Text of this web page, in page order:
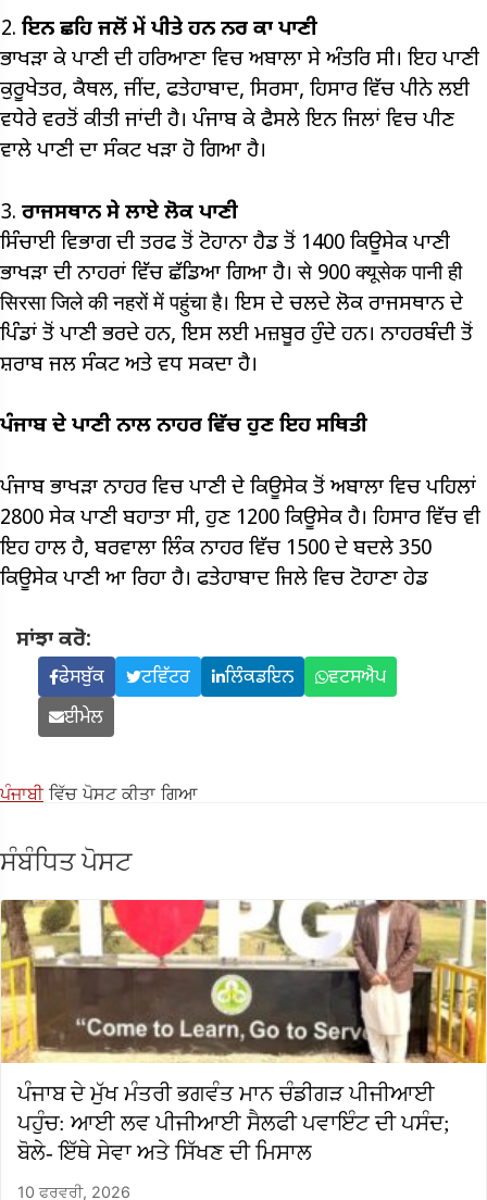
ਇਨ ਛਹਿ ਜਲੋਂ ਮੇਂ ਪੀਤੇ ਹਨ ਨਰ ਕਾ ਪਾਣੀ
ਭਾਖੜਾ ਕੇ ਪਾਣੀ ਦੀ ਹਰਿਆਣਾ ਵਿਚ ਅਬਾਲਾ ਸੇ ਅੰਤਰਿ ਸੀ। ਇਹ ਪਾਣੀ
ਕੁਰੂਖੇਤਰ, ਕੈਥਲ, ਜੀਂਦ, ਫਤੇਹਾਬਾਦ, ਸਿਰਸਾ, ਹਿਸਾਰ ਵਿੱਚ ਪੀਨੇ ਲਈ
ਵਧੇਰੇ ਵਰਤੋਂ ਕੀਤੀ ਜਾਂਦੀ ਹੈ। ਪੰਜਾਬ ਕੇ ਫੈਸਲੇ ਇਨ ਜਿਲਾਂ ਵਿਚ ਪੀਣ
ਵਾਲੇ ਪਾਣੀ ਦਾ ਸੰਕਟ ਖੜਾ ਹੋ ਗਿਆ ਹੈ।
ਰਾਜਸਥਾਨ ਸੇ ਲਾਏ ਲੋਕ ਪਾਣੀ
ਸਿੰਚਾਈ ਵਿਭਾਗ ਦੀ ਤਰਫ ਤੋਂ ਟੋਹਾਨਾ ਹੈਡ ਤੋਂ 1400 ਕਿਊਸੇਕ ਪਾਣੀ
ਭਾਖੜਾ ਦੀ ਨਾਹਰਾਂ ਵਿੱਚ ਛੱਡਿਆ ਗਿਆ ਹੈ। से 900 क्यूसेक पानी ही
सिरसा जिले की नहरों में पहुंचा है। ਇਸ ਦੇ ਚਲਦੇ ਲੋਕ ਰਾਜਸਥਾਨ ਦੇ
ਪਿੰਡਾਂ ਤੋਂ ਪਾਣੀ ਭਰਦੇ ਹਨ, ਇਸ ਲਈ ਮਜ਼ਬੂਰ ਹੁੰਦੇ ਹਨ। ਨਾਹਰਬੰਦੀ ਤੋਂ
ਸ਼ਰਾਬ ਜਲ ਸੰਕਟ ਅਤੇ ਵਧ ਸਕਦਾ ਹੈ।
ਪੰਜਾਬ ਦੇ ਪਾਣੀ ਨਾਲ ਨਾਹਰ ਵਿੱਚ ਹੁਣ ਇਹ ਸਥਿਤੀ
ਪੰਜਾਬ ਭਾਖੜਾ ਨਾਹਰ ਵਿਚ ਪਾਣੀ ਦੇ ਕਿਊਸੇਕ ਤੋਂ ਅਬਾਲਾ ਵਿਚ ਪਹਿਲਾਂ
2800 ਸੇਕ ਪਾਣੀ ਬਹਾਤਾ ਸੀ, ਹੁਣ 1200 ਕਿਊਸੇਕ ਹੈ। ਹਿਸਾਰ ਵਿੱਚ ਵੀ
ਇਹ ਹਾਲ ਹੈ, ਬਰਵਾਲਾ ਲਿੰਕ ਨਾਹਰ ਵਿੱਚ 1500 ਦੇ ਬਦਲੇ 350
ਕਿਊਸੇਕ ਪਾਣੀ ਆ ਰਿਹਾ ਹੈ। ਫਤੇਹਾਬਾਦ ਜਿਲੇ ਵਿਚ ਟੋਹਾਣਾ ਹੇਡ
ਸਾਂਝਾ ਕਰੋ:
ਫੇਸਬੁੱਕ ਟਵਿੱਟਰ ਲਿੰਕਡਇਨ
ਵਟਸਐਪ
ਈਮੇਲ
ਪੰਜਾਬੀਵਿੱਚ ਪੋਸਟ ਕੀਤਾ ਗਿਆ
ਸੰਬੰਧਿਤ ਪੋਸਟ
ਪੰਜਾਬ ਦੇ ਮੁੱਖ ਮੰਤਰੀ ਭਗਵੰਤ ਮਾਨ ਚੰਡੀਗੜ ਪੀਜੀਆਈ
ਪਹੁੰਚ: ਆਈ ਲਵ ਪੀਜੀਆਈ ਸੈਲਫੀ ਪਵਾਇੰਟ ਦੀ ਪਸੰਦ;
ਬੋਲੇ- ਇੱਥੇ ਸੇਵਾ ਅਤੇ ਸਿੱਖਣ ਦੀ ਮਿਸਾਲ
10 ਫਰਵਰੀ, 2026